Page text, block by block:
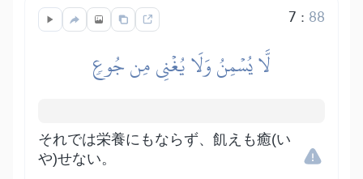
7 : 88
لَّا يُسۡمِنُ وَلَا يُغۡنِي مِن جُوعٖ
それでは栄養にもならず、飢えも癒(い
や)せない。